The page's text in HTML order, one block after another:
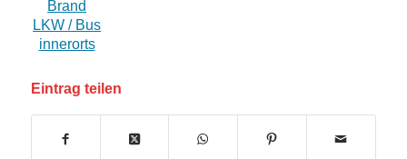
Eintrag teilen